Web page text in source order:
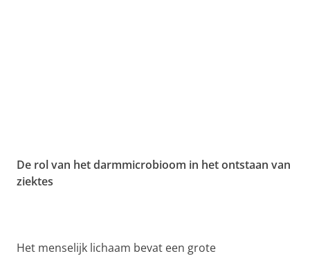
De rol van het darmmicrobioom in het ontstaan van
ziektes
Het menselijk lichaam bevat een grote